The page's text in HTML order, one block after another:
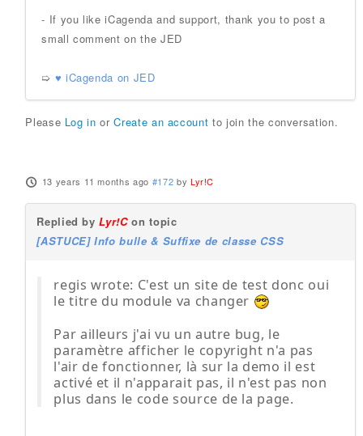
- If you like iCagenda and support, thank you to post a
small comment on the JED
➯ ♥ iCagenda on JED
Please Log in orCreate an account to join the conversation.
13 years 11 months ago #172 by Lyr!C
Replied byLyr!Con topic
[ASTUCE] Info bulle & Suffixe de classe CSS
regis wrote: C'est un site de test donc oui
le titre du module va changer
Par ailleurs j'ai vu un autre bug, le
paramètre afficher le copyright n'a pas
l'air de fonctionner, là sur la demo il est
activé et il n'apparait pas, il n'est pas non
plus dans le code source de la page.